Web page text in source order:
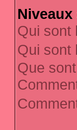
Qui sont
Qui
Que